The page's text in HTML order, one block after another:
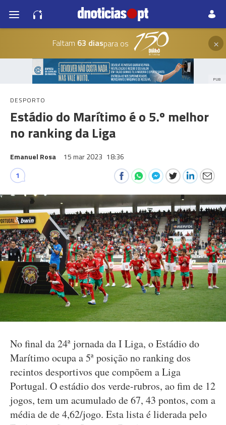
Faltam 63 diaspara os ×
PUB
DESPORTO
Estádio do Marítimo é o 5.º melhor
no ranking da Liga
Emanuel Rosa 15 mar 2023 18:36
1
No final da 24ª jornada da I Liga, o Estádio do
Marítimo ocupa a 5ª posição no ranking dos
recintos desportivos que compõem a Liga
Portugal. O estádio dos verde-rubros, ao fim de 12
jogos, tem um acumulado de 67, 43 pontos, com a
média de de 4,62/jogo. Esta lista é liderada pelo